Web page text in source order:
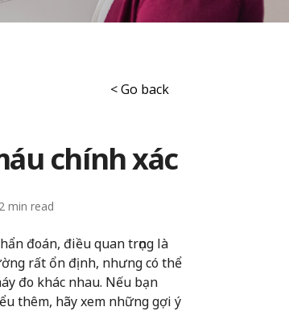
< Go back
chính xác
2
đoán, điều quan trọng là
rất ổn định, nhưng có thể
đo khác nhau. Nếu bạn
thêm, hãy xem những gợi ý